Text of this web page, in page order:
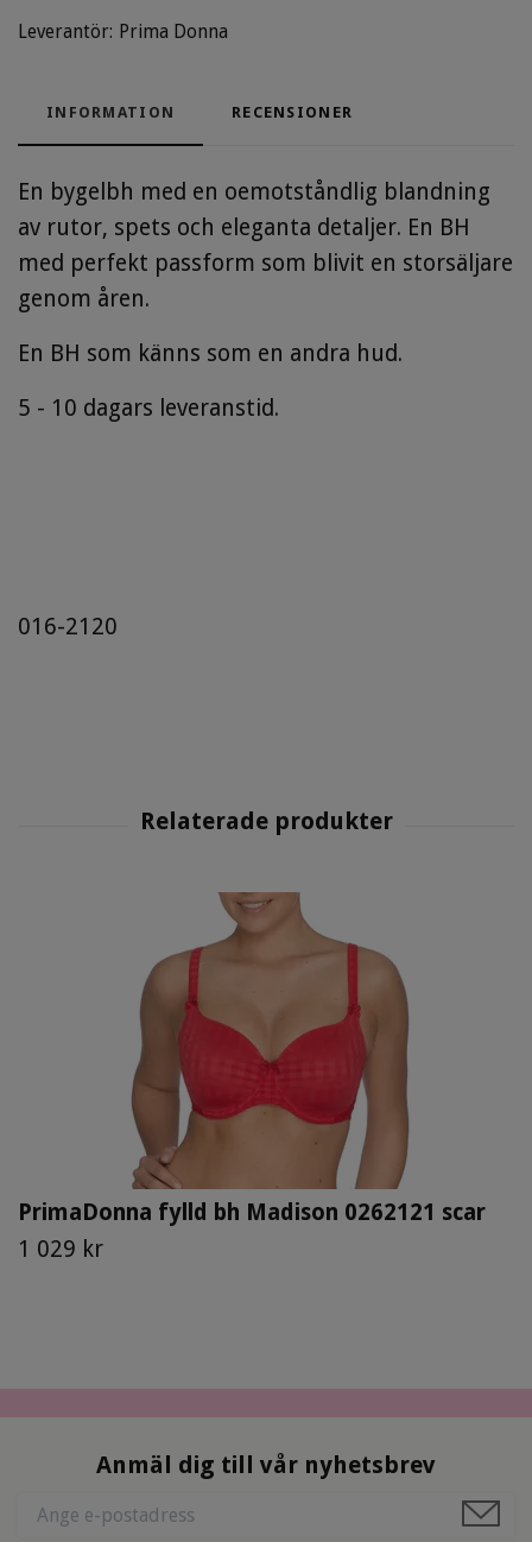
Leverantör: Prima Donna
INFORMATION RECENSIONER
En bygelbh med en oemotståndlig blandning
av rutor, spets och eleganta detaljer. En BH
med perfekt passform som blivit en storsäljare
genom åren.
En BH som känns som en andra hud.
5 - 10 dagars leveranstid.
016-2120
PrimaDonna fylld bh Madison 0262121 scar
1 029 kr
Anmäl dig till vår nyhetsbrev